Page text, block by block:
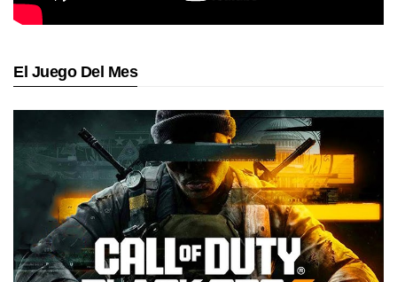
El Juego Del Mes